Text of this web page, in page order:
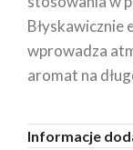
Błyskawicznie
wprowadza
aromat na
Informacje